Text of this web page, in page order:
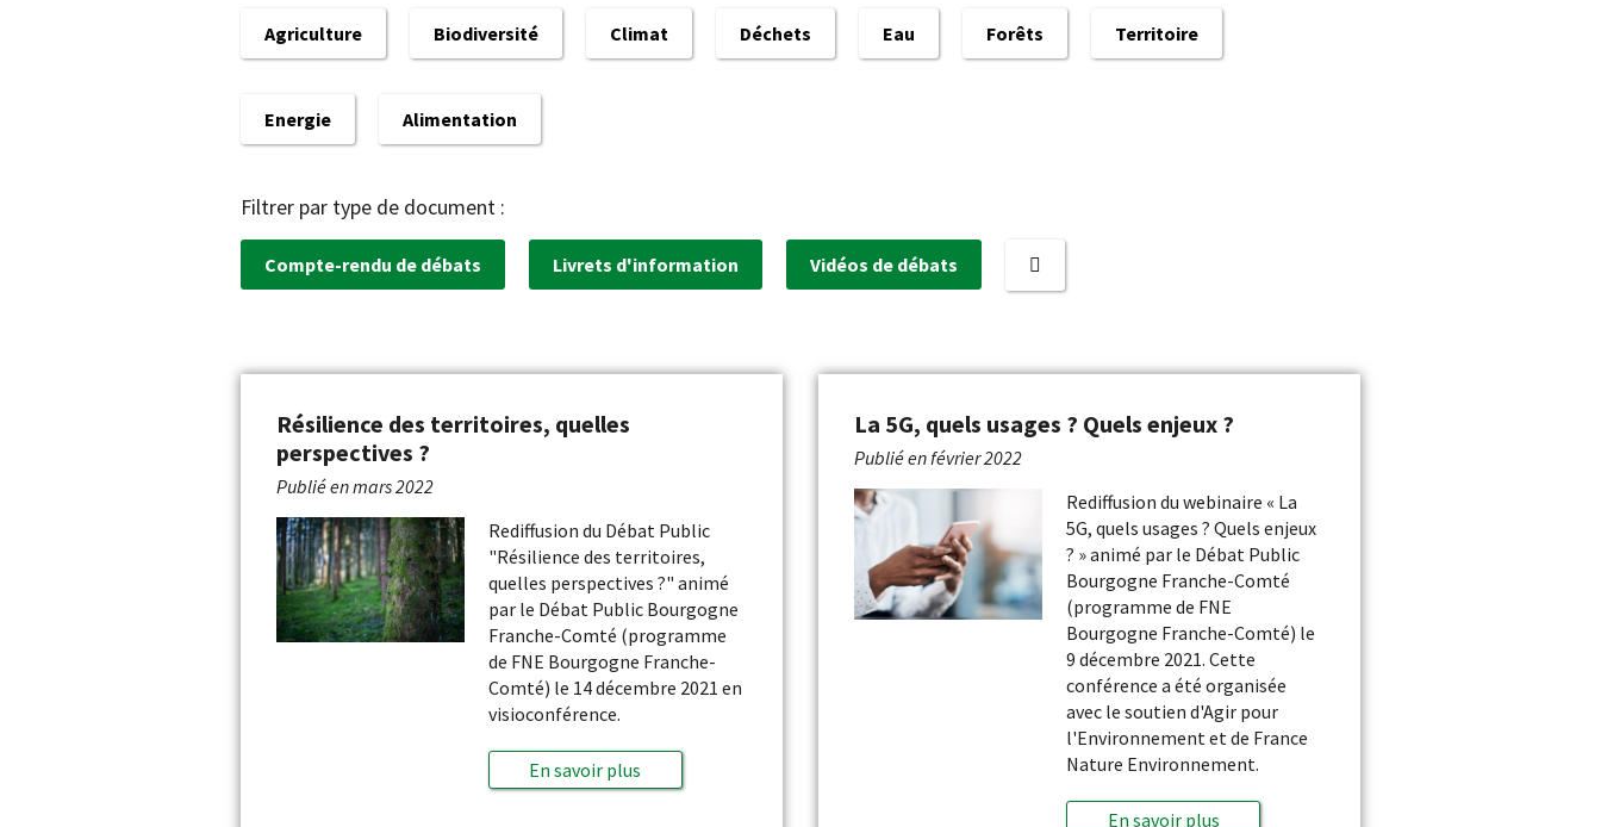
Agriculture Biodiversité Climat Déchets Eau Forêts Territoire
Energie Alimentation
Filtrer par type de document :
Compte-rendu de débats Livrets d'information Vidéos de débats
Résilience des territoires, quelles
perspectives ?
Publié enmars 2022
Rediffusion du Débat Public
"Résilience des territoires,
quelles perspectives ?" animé
par le Débat Public Bourgogne
Franche-Comté (programme
de FNE Bourgogne Franche-
Comté) le 14 décembre 2021 en
visioconférence.
En savoir plus
La 5G, quels usages ? Quels enjeux ?
Publié en février 2022
Rediffusion du webinaire « La
5G, quels usages ? Quels enjeux
? » animé par le Débat Public
Bourgogne Franche-Comté
(programme de FNE
Bourgogne Franche-Comté) le
9 décembre 2021. Cette
conférence a été organisée
avec le soutien d'Agir pour
l'Environnement et de France
Nature Environnement.
En savoir plus